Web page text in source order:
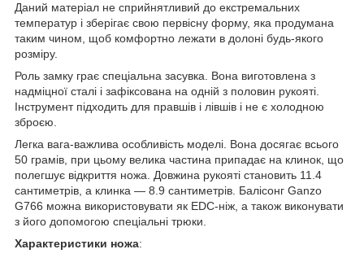
Даний матеріал не сприйнятливий до екстремальних
температур і зберігає свою первісну форму, яка продумана
таким чином, щоб комфортно лежати в долоні будь-якого
розміру.
Роль замку грає спеціальна засувка. Вона виготовлена з
надміцної сталі і зафіксована на одній з половин рукояті.
Інструмент підходить для правшів і лівшів і не є холодною
зброєю.
Легка вага-важлива особливість моделі. Вона досягає всього
50 грамів, при цьому велика частина припадає на клинок, що
полегшує відкриття ножа. Довжина рукояті становить 11.4
сантиметрів, а клинка — 8.9 сантиметрів. Балісонг Ganzo
G766 можна використовувати як EDC-ніж, а також виконувати
з його допомогою спеціальні трюки.
Характеристики ножа: